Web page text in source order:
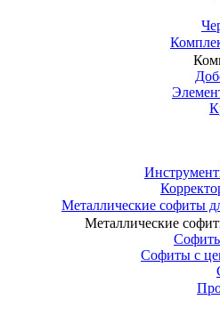
Металлические софиты
Металлические
Софиты с